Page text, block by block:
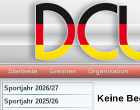
Startseite Gremien Organisation
Sportjahr 2026/27
Sportjahr 2025/26